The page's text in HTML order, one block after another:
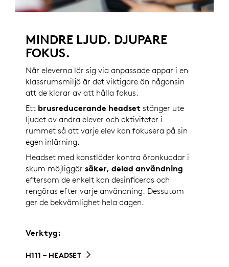
MINDRE LJUD. DJUPARE
FOKUS.
När eleverna lär sig via anpassade appar i en
klassrumsmiljö är det viktigare än någonsin
att de klarar av att hålla fokus.
Ett brusreducerande headset stänger ute
ljudet av andra elever och aktiviteter i
rummet så att varje elev kan fokusera på sin
egen inlärning.
Headset med konstläder kontra öronkuddar i
skum möjliggör säker, delad användning
eftersom de enkelt kan desinficeras och
rengöras efter varje användning. Dessutom
ger de bekvämlighet hela dagen.
Verktyg:
H111 – HEADSET